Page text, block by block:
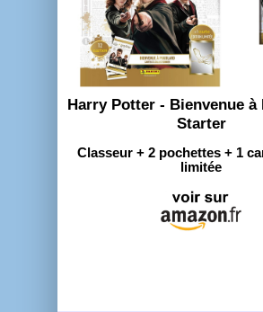
Harry Potter - Bienvenue à
Starter
Classeur + 2 pochettes + 1
limitée